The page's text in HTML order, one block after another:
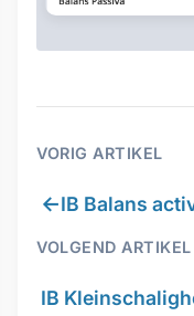
VORIG ARTIKEL
←IB Balans
VOLGEND ARTIKEL
IB